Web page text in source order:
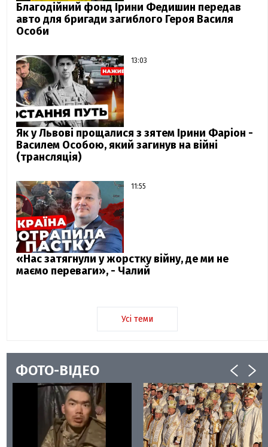
Благодійний фонд Ірини Федишин передав
авто для бригади загиблого Героя Василя
Особи
13:03
Як у Львові прощалися з зятем Ірини Фаріон -
Василем Особою, який загинув на війні
(трансляція)
11:55
«Нас затягнули у жорстку війну, де ми не
маємо переваги», - Чалий
Усі теми
ФОТО-ВІДЕО